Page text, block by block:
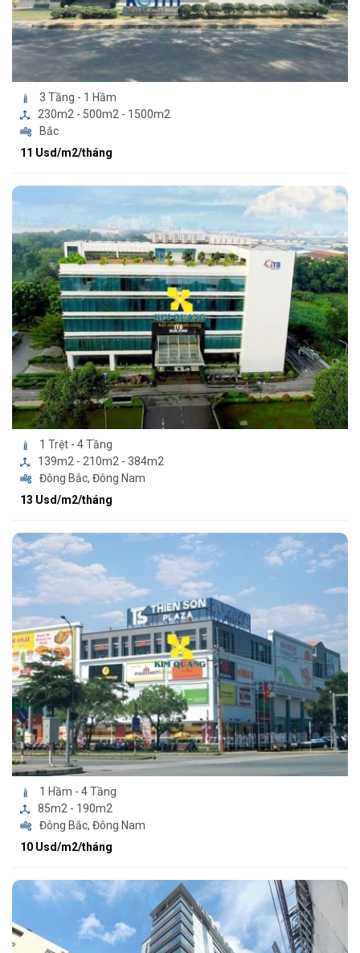
3 Tầng - 1 Hầm
230m2 - 500m2 - 1500m2
Bắc
11 Usd/m2/tháng
1 Trệt - 4 Tầng
139m2 - 210m2 - 384m2
Đông Bắc, Đông Nam
13 Usd/m2/tháng
1 Hầm - 4 Tầng
85m2 - 190m2
Đông Bắc, Đông Nam
10 Usd/m2/tháng